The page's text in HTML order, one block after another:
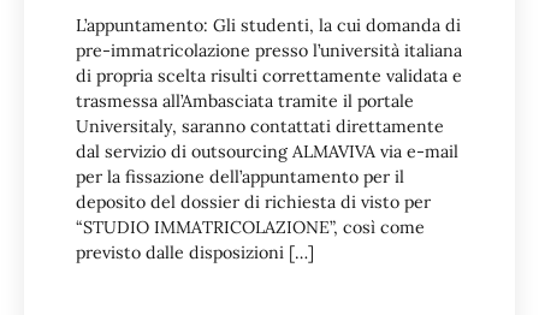
L’appuntamento: Gli studenti, la cui domanda di
pre-immatricolazione presso l’università italiana
di propria scelta risulti correttamente validata e
trasmessa all’Ambasciata tramite il portale
Universitaly, saranno contattati direttamente
dal servizio di outsourcing ALMAVIVA via e-mail
per la fissazione dell’appuntamento per il
deposito del dossier di richiesta di visto per
“STUDIO IMMATRICOLAZIONE”, così come
previsto dalle disposizioni […]